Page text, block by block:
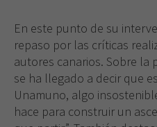
En este punto de su
repaso por las críticas
autores canarios. Sobre la
se ha llegado a decir que
Unamuno, algo
hace para construir un